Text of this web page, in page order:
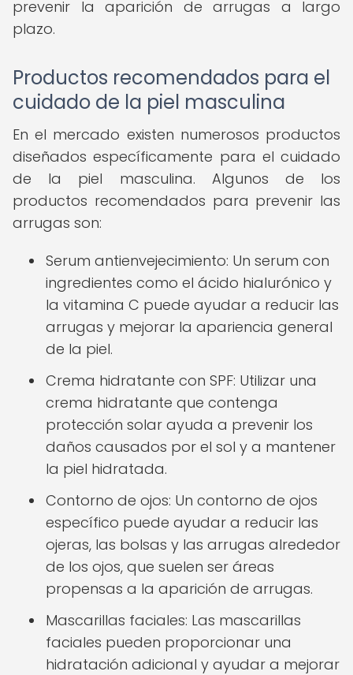
prevenir la aparición de arrugas a largo
plazo.
Productos recomendados para el
cuidado de la piel masculina
En el mercado existen numerosos productos
diseñados específicamente para el cuidado
de la piel masculina. Algunos de los
productos recomendados para prevenir las
arrugas son:
Serum antienvejecimiento: Un serum con
ingredientes como el ácido hialurónico y
la vitamina C puede ayudar a reducir las
arrugas y mejorar la apariencia general
de la piel.
Crema hidratante con SPF: Utilizar una
crema hidratante que contenga
protección solar ayuda a prevenir los
daños causados por el sol y a mantener
la piel hidratada.
Contorno de ojos: Un contorno de ojos
específico puede ayudar a reducir las
ojeras, las bolsas y las arrugas alrededor
de los ojos, que suelen ser áreas
propensas a la aparición de arrugas.
Mascarillas faciales: Las mascarillas
faciales pueden proporcionar una
hidratación adicional y ayudar a mejorar